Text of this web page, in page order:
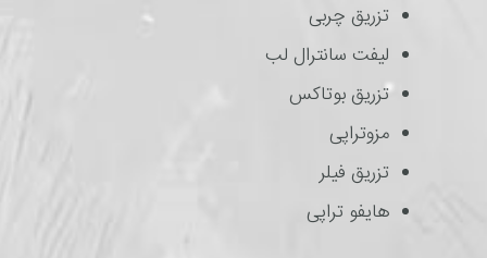
تزریق چربی
لیفت سانترال لب
تزریق بوتاکس
مزوتراپی
تزریق فیلر
هایفو تراپی